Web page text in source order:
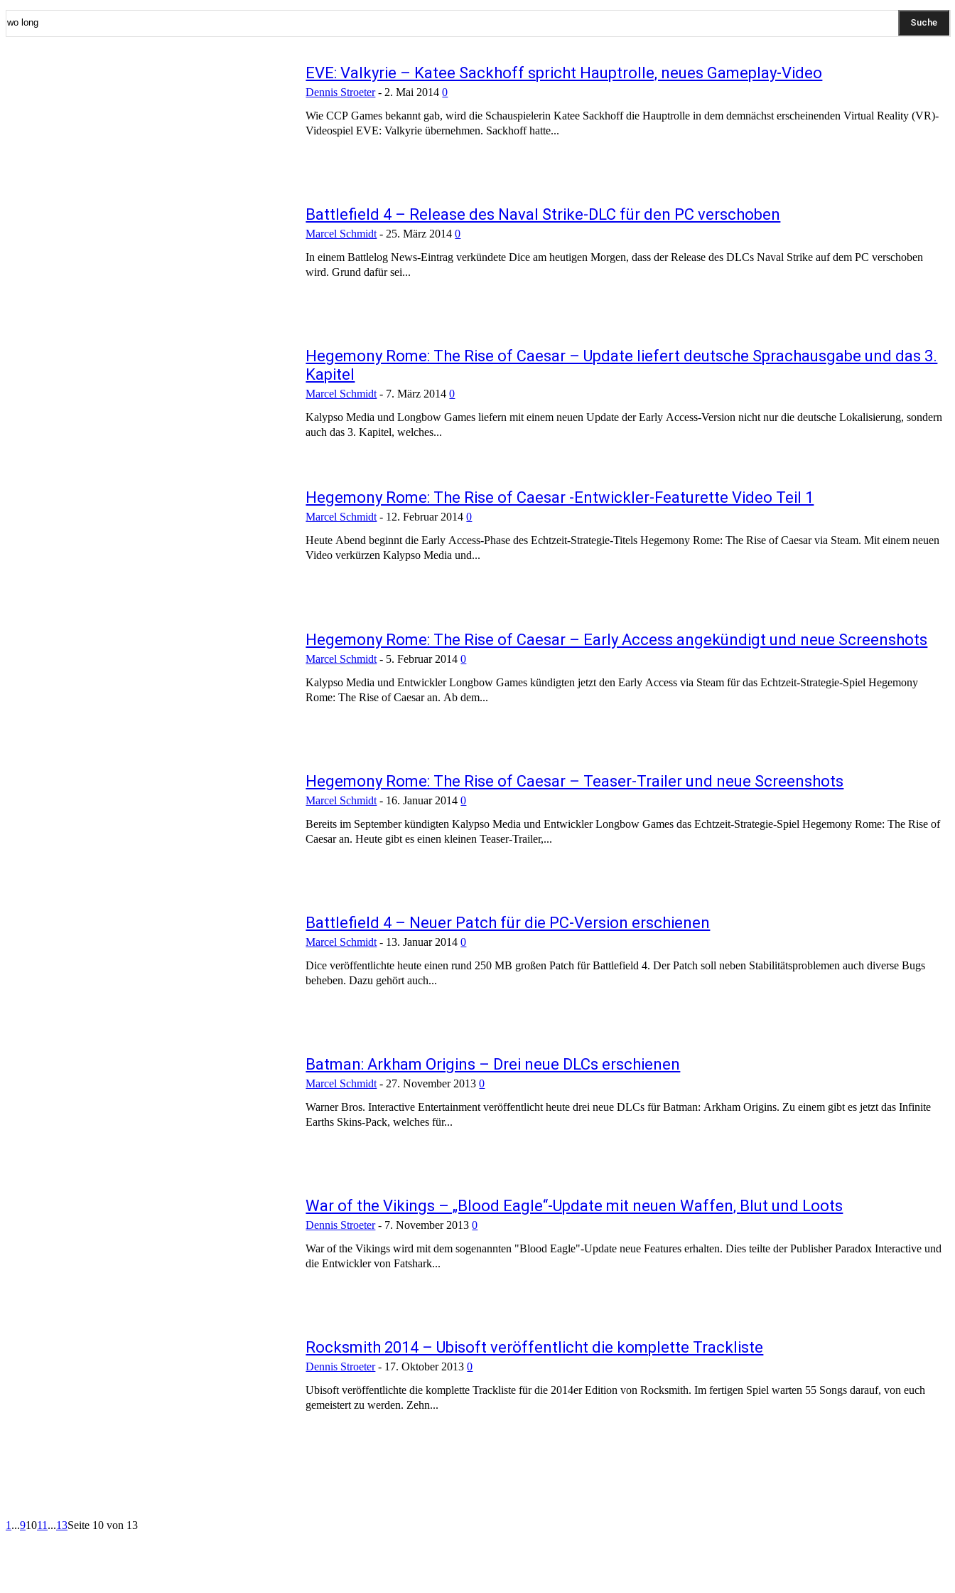
Suche
EVE: Valkyrie – Katee Sackhoff spricht Hauptrolle, neues Gameplay-Video
Dennis Stroeter - 2. Mai 2014 0
Wie CCP Games bekannt gab, wird die Schauspielerin Katee Sackhoff die Hauptrolle in dem demnächst erscheinenden Virtual Reality (VR)-
Videospiel EVE: Valkyrie übernehmen. Sackhoff hatte...
Battlefield 4 – Release des Naval Strike-DLC für den PC verschoben
Marcel Schmidt - 25. März 2014 0
In einem Battlelog News-Eintrag verkündete Dice am heutigen Morgen, dass der Release des DLCs Naval Strike auf dem PC verschoben
wird. Grund dafür sei...
Hegemony Rome: The Rise of Caesar – Update liefert deutsche Sprachausgabe und das 3.
Kapitel
Marcel Schmidt - 7. März 2014 0
Kalypso Media und Longbow Games liefern mit einem neuen Update der Early Access-Version nicht nur die deutsche Lokalisierung, sondern
auch das 3. Kapitel, welches...
Hegemony Rome: The Rise of Caesar -Entwickler-Featurette Video Teil 1
Marcel Schmidt - 12. Februar 2014 0
Heute Abend beginnt die Early Access-Phase des Echtzeit-Strategie-Titels Hegemony Rome: The Rise of Caesar via Steam. Mit einem neuen
Video verkürzen Kalypso Media und...
Hegemony Rome: The Rise of Caesar – Early Access angekündigt und neue Screenshots
Marcel Schmidt - 5. Februar 2014 0
Kalypso Media und Entwickler Longbow Games kündigten jetzt den Early Access via Steam für das Echtzeit-Strategie-Spiel Hegemony
Rome: The Rise of Caesar an. Ab dem...
Hegemony Rome: The Rise of Caesar – Teaser-Trailer und neue Screenshots
Marcel Schmidt - 16. Januar 2014 0
Bereits im September kündigten Kalypso Media und Entwickler Longbow Games das Echtzeit-Strategie-Spiel Hegemony Rome: The Rise of
Caesar an. Heute gibt es einen kleinen Teaser-Trailer,...
Battlefield 4 – Neuer Patch für die PC-Version erschienen
Marcel Schmidt - 13. Januar 2014 0
Dice veröffentlichte heute einen rund 250 MB großen Patch für Battlefield 4. Der Patch soll neben Stabilitätsproblemen auch diverse Bugs
beheben. Dazu gehört auch...
Batman: Arkham Origins – Drei neue DLCs erschienen
Marcel Schmidt - 27. November 2013 0
Warner Bros. Interactive Entertainment veröffentlicht heute drei neue DLCs für Batman: Arkham Origins. Zu einem gibt es jetzt das Infinite
Earths Skins-Pack, welches für...
War of the Vikings – „Blood Eagle“-Update mit neuen Waffen, Blut und Loots
Dennis Stroeter - 7. November 2013 0
War of the Vikings wird mit dem sogenannten "Blood Eagle"-Update neue Features erhalten. Dies teilte der Publisher Paradox Interactive und
die Entwickler von Fatshark...
Rocksmith 2014 – Ubisoft veröffentlicht die komplette Trackliste
Dennis Stroeter - 17. Oktober 2013 0
Ubisoft veröffentlichte die komplette Trackliste für die 2014er Edition von Rocksmith. Im fertigen Spiel warten 55 Songs darauf, von euch
gemeistert zu werden. Zehn...
1 ...91011 ...13Seite 10 von 13